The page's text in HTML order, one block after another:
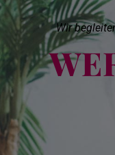
Wir